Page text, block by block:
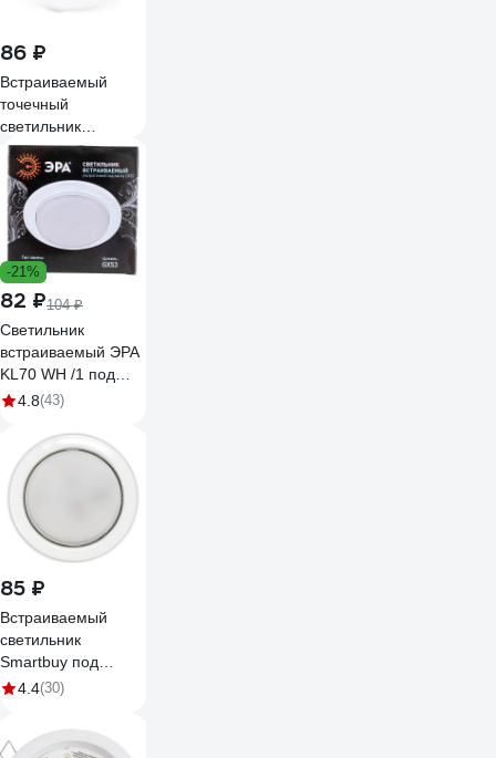
86 ₽
Встраиваемый
точечный
светильник
Включай LM-GX53-
W H4 металл,
белый, кольцо в
комплекте без
лампы, 9970471
-21%
82 ₽104 ₽
Светильник
встраиваемый ЭРА
KL70 WH /1 под
лампу GX53 белый
4.8(43)
85 ₽
Встраиваемый
светильник
Smartbuy под
лампу GX53 белый
4.4(30)